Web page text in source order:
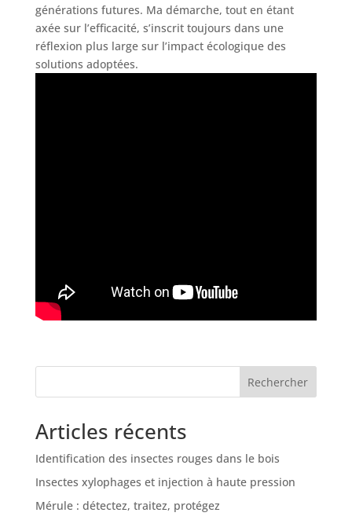
générations futures. Ma démarche, tout en étant
axée sur l’efficacité, s’inscrit toujours dans une
réflexion plus large sur l’impact écologique des
solutions adoptées.
Rechercher
Articles récents
Identification des insectes rouges dans le bois
Insectes xylophages et injection à haute pression
Mérule : détectez, traitez, protégez